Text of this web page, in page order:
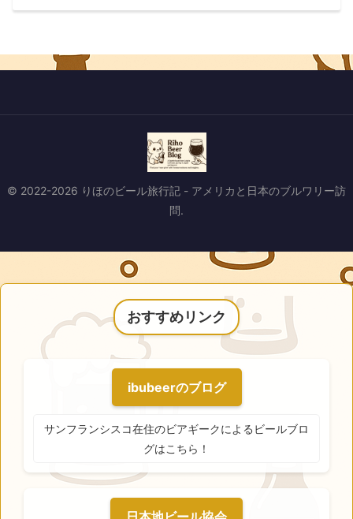
© 2022-2026 りほのビール旅行記 - アメリカと日本のブルワリー訪
問.
おすすめリンク
ibubeerのブログ
サンフランシスコ在住のビアギークによるビールブロ
グはこちら！